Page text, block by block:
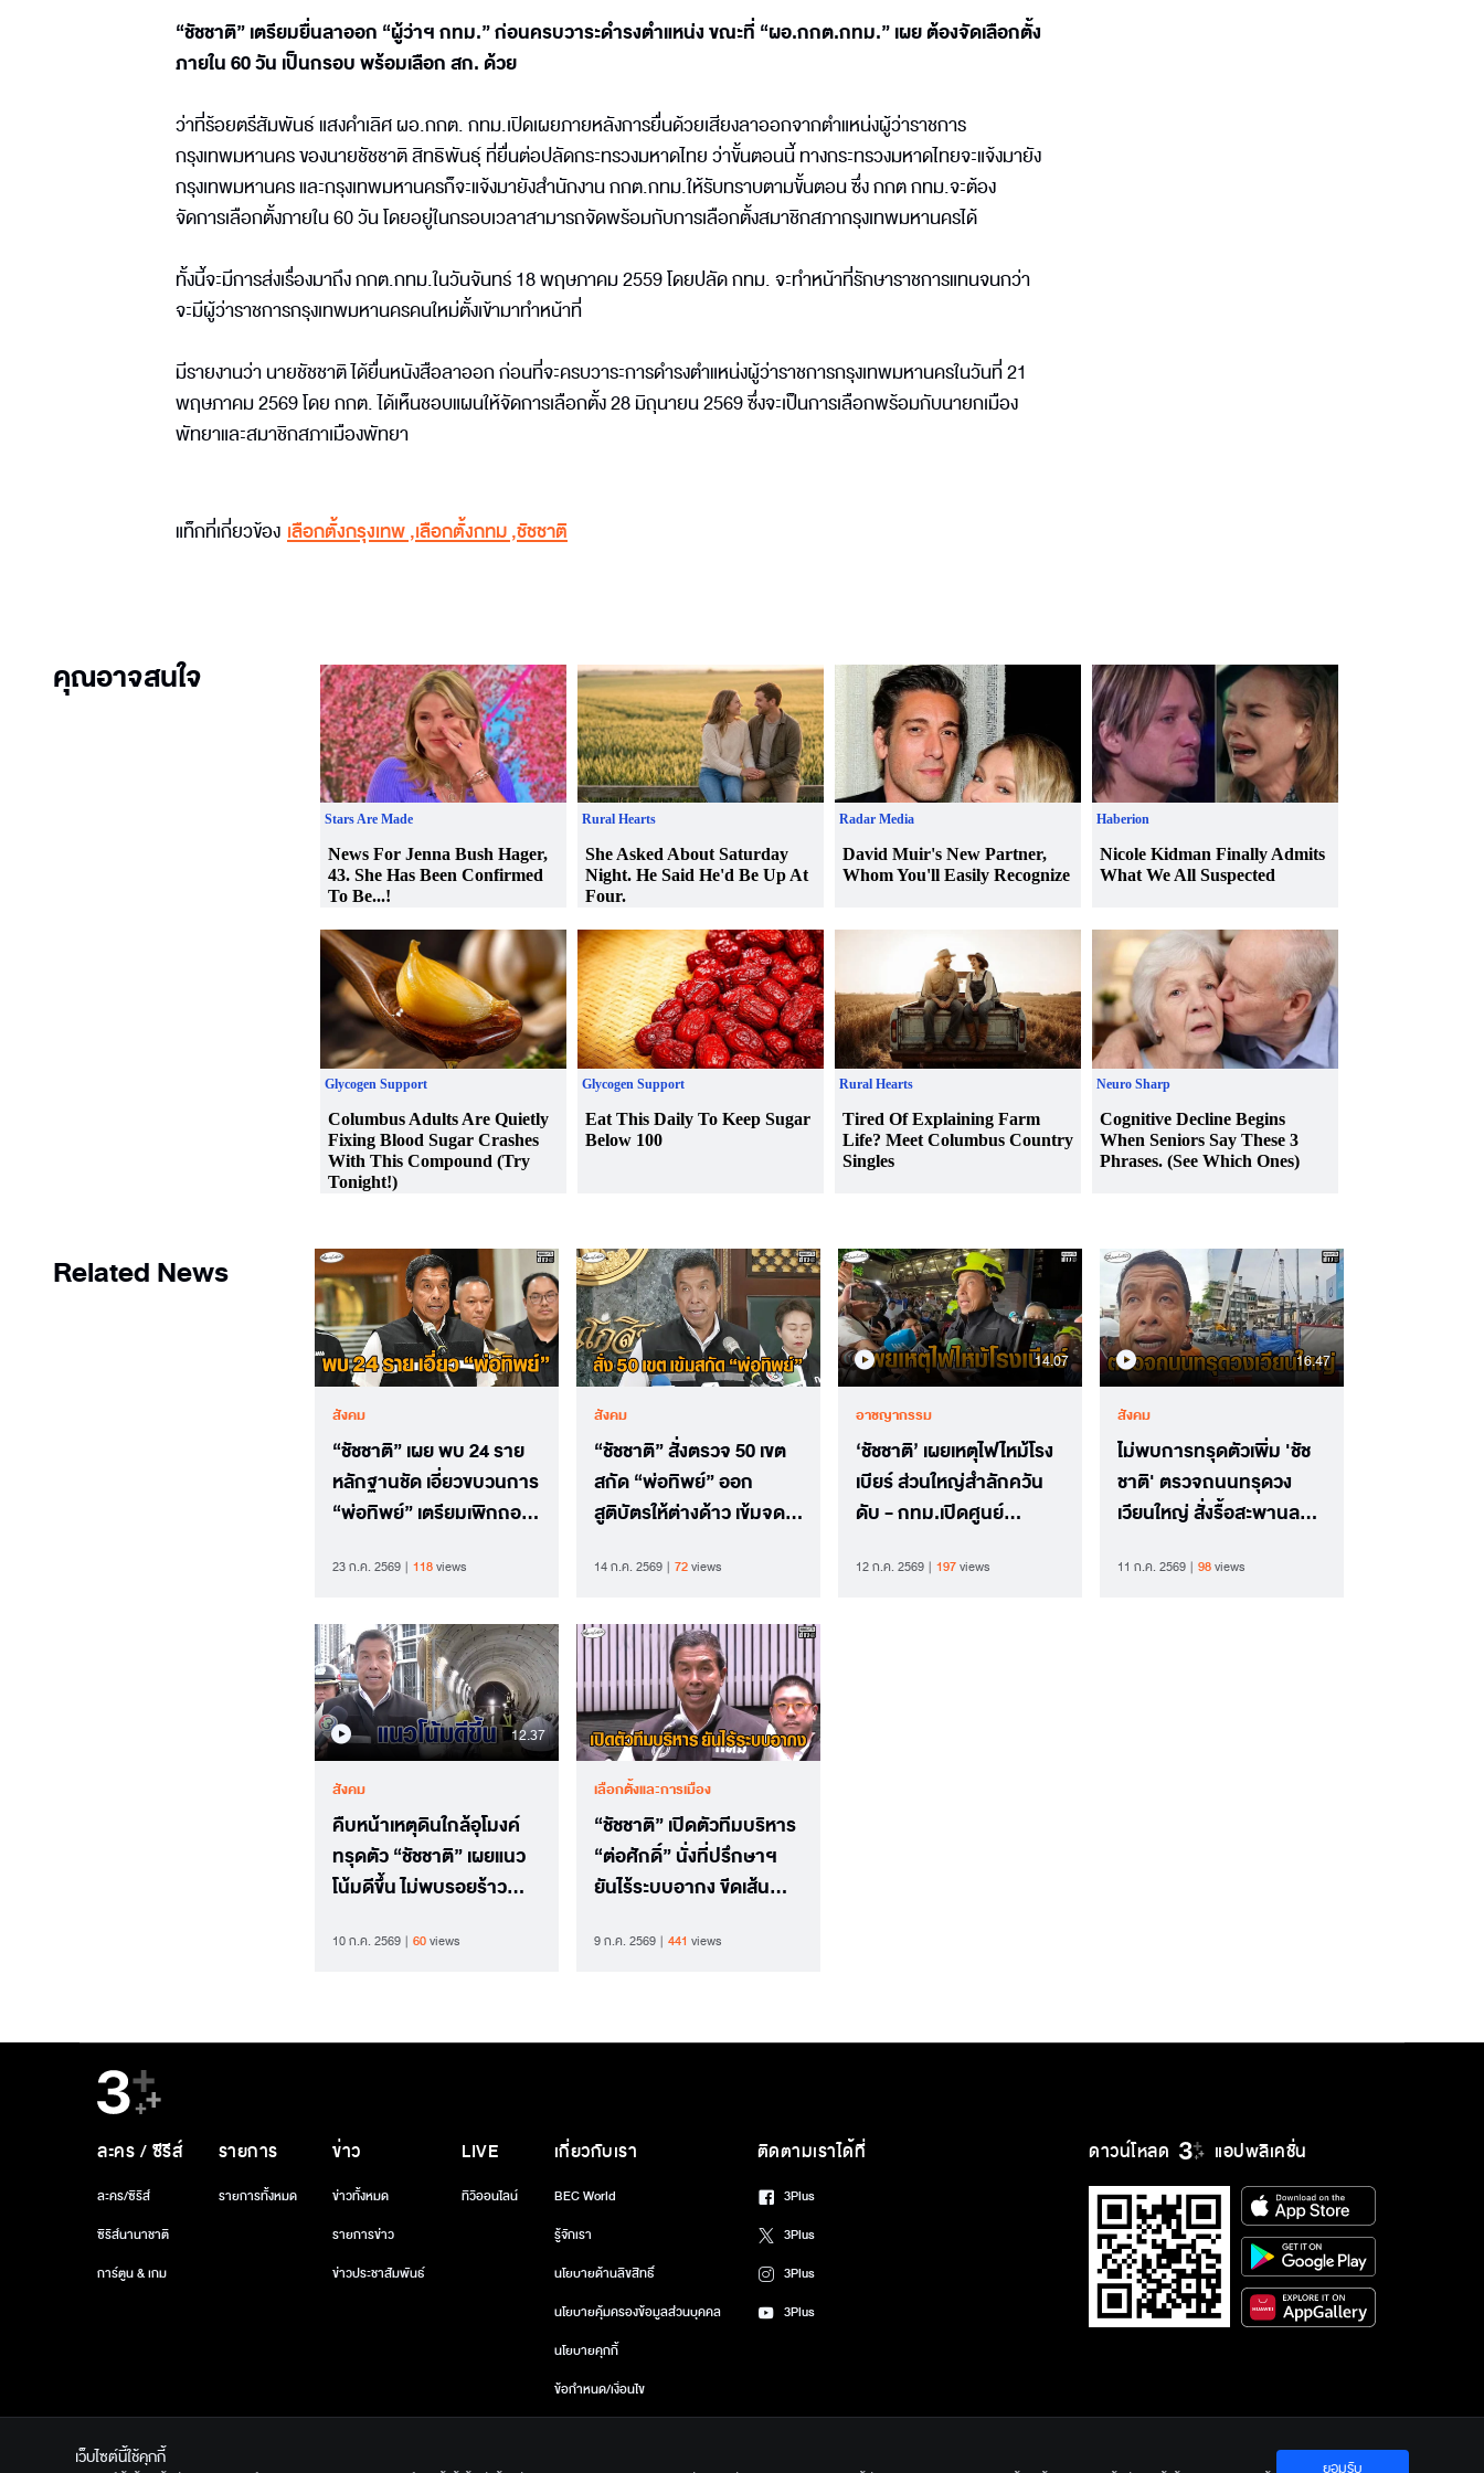
“ชัชชาติ” เตรียมยื่นลาออก “ผู้ว่าฯ กทม.” ก่อนครบวาระดำรงตำแหน่ง ขณะที่ “ผอ.กกต.กทม.” เผย ต้องจัดเลือกตั้ง
ภายใน 60 วัน เป็นกรอบ พร้อมเลือก สก. ด้วย
ว่าที่ร้อยตรีสัมพันธ์ แสงคำเลิศ ผอ.กกต. กทม.เปิดเผยภายหลังการยื่นด้วยเสียงลาออกจากตำแหน่งผู้ว่าราชการ
กรุงเทพมหานคร ของนายชัชชาติ สิทธิพันธุ์ ที่ยื่นต่อปลัดกระทรวงมหาดไทย ว่าขั้นตอนนี้ ทางกระทรวงมหาดไทยจะแจ้งมายัง
กรุงเทพมหานคร และกรุงเทพมหานครก็จะแจ้งมายังสำนักงาน กกต.กทม.ให้รับทราบตามขั้นตอน ซึ่ง กกต กทม.จะต้อง
จัดการเลือกตั้งภายใน 60 วัน โดยอยู่ในกรอบเวลาสามารถจัดพร้อมกับการเลือกตั้งสมาชิกสภากรุงเทพมหานครได้
ทั้งนี้จะมีการส่งเรื่องมาถึง กกต.กทม.ในวันจันทร์ 18 พฤษภาคม 2559 โดยปลัด กทม. จะทำหน้าที่รักษาราชการแทนจนกว่า
จะมีผู้ว่าราชการกรุงเทพมหานครคนใหม่ตั้งเข้ามาทำหน้าที่
มีรายงานว่า นายชัชชาติ ได้ยื่นหนังสือลาออก ก่อนที่จะครบวาระการดำรงตำแหน่งผู้ว่าราชการกรุงเทพมหานครในวันที่ 21
พฤษภาคม 2569 โดย กกต. ได้เห็นชอบแผนให้จัดการเลือกตั้ง 28 มิถุนายน 2569 ซึ่งจะเป็นการเลือกพร้อมกับนายกเมือง
พัทยาและสมาชิกสภาเมืองพัทยา
แท็กที่เกี่ยวข้อง เลือกตั้งกรุงเทพ,เลือกตั้งกทม,ชัชชาติ
คุณอาจสนใจ
Related News
สังคม
“ชัชชาติ” เผย พบ 24 ราย
หลักฐานชัด เอี่ยวขบวนการ
“พ่อทิพย์” เตรียมเพิกถอน
23 ก.ค. 2569 118views
สังคม
“ชัชชาติ” สั่งตรวจ 50 เขต
สกัด “พ่อทิพย์” ออก
สูติบัตรให้ต่างด้าว เข้มจด
ทะเบียน
14 ก.ค. 2569 72views
14.07
อาชญากรรม
‘ชัชชาติ’ เผยเหตุไฟไหม้โรง
เบียร์ ส่วนใหญ่สำลักควัน
ดับ - กทม.เปิดศูนย์
สูญหาย
12 ก.ค. 2569 197views
16.47
สังคม
ไม่พบการทรุดตัวเพิ่ม 'ชัช
ชาติ' ตรวจถนนทรุดวง
เวียนใหญ่ สั่งรื้อสะพานลอย
11 ก.ค. 2569 98views
12.37
สังคม
คืบหน้าเหตุดินใกล้อุโมงค์
ทรุดตัว “ชัชชาติ” เผยแนว
โน้มดีขึ้น ไม่พบรอยร้าว
10 ก.ค. 2569 60views
เลือกตั้งและการเมือง
“ชัชชาติ” เปิดตัวทีมบริหาร
“ต่อศักดิ์” นั่งที่ปรึกษาฯ
ยันไร้ระบบอากง ขีดเส้น
9 ก.ค. 2569 441 views
ดาวน์โหลด แอปพลิเคชั่น
ละคร / ซีรีส์
ละคร/ซีรีส์
ซีรีส์นานาชาติ
การ์ตูน & เกม
รายการ
รายการทั้งหมด
ข่าว
ข่าวทั้งหมด
รายการข่าว
ข่าวประชาสัมพันธ์
LIVE
ทีวีออนไลน์
เกี่ยวกับเรา
BEC World
รู้จักเรา
นโยบายด้านลิขสิทธิ์
นโยบายคุ้มครองข้อมูลส่วนบุคคล
นโยบายคุกกี้
ข้อกำหนด/เงื่อนไข
ติดตามเราได้ที่
3Plus
3Plus
3Plus
3Plus
เว็บไซต์นี้ใช้คุกกี้ ยอมรับ